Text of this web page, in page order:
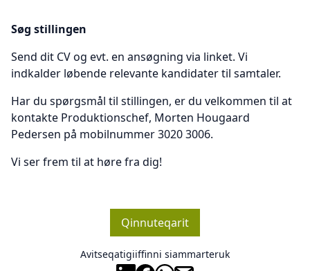
Søg stillingen
Send dit CV og evt. en ansøgning via linket. Vi
indkalder løbende relevante kandidater til samtaler.
Har du spørgsmål til stillingen, er du velkommen til at
kontakte Produktionschef, Morten Hougaard
Pedersen på mobilnummer 3020 3006.
Vi ser frem til at høre fra dig!
Qinnuteqarit
Avitseqatigiiffinni siammarteruk